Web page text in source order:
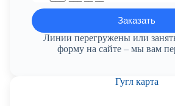
Линии перегружены или
форму на сайте – мы вам
Гугл карта